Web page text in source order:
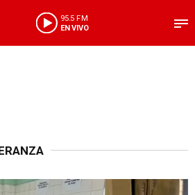
95.5 FM
EN VIVO